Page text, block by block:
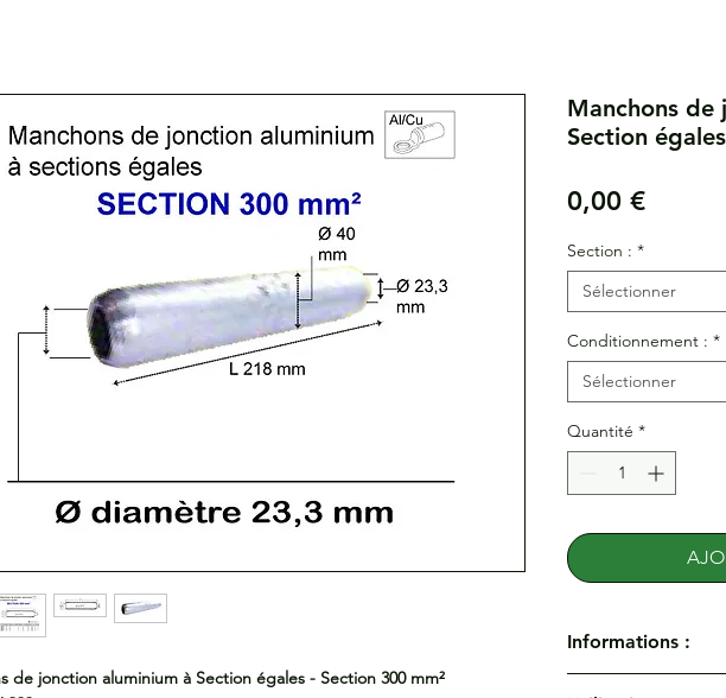
de jonction aluminium à Section égales - Section 300 mm²
Manchons de
Section
0,00 €Prix
Section : *
Sélectionner
Conditionnement : *
Sélectionner
Quantité *
Informations :